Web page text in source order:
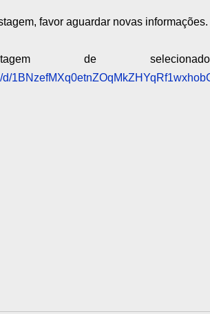
favor aguardar novas informações.
de